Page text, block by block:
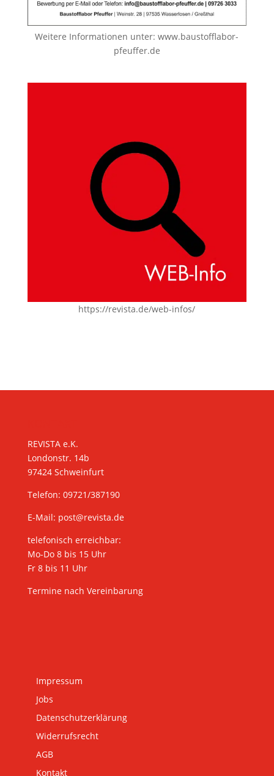
Weitere Informationen unter:www.baustofflabor-
pfeuffer.de
https://revista.de/web-infos/
REVISTA e.K.
Londonstr. 14b
97424 Schweinfurt
Telefon: 09721/387190
E-Mail: post@revista.de
telefonisch erreichbar:
Mo-Do 8 bis 15 Uhr
Fr 8 bis 11 Uhr
Termine nach Vereinbarung
Impressum
Jobs
Datenschutzerklärung
Widerrufsrecht
AGB
Kontakt